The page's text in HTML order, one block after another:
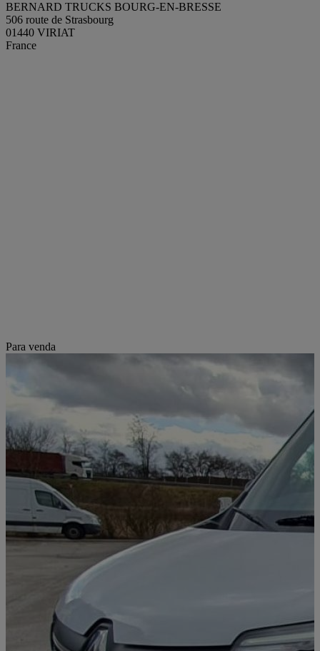
BERNARD TRUCKS BOURG-EN-BRESSE
506 route de Strasbourg
01440 VIRIAT
France
Para venda